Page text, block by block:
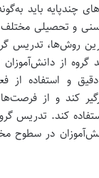
چندپایه باید
سنی و تحصیلی
روش‌ها، تدریس
گروه از
و استفاده از
کند و از
کند. تدریس
در سطوح